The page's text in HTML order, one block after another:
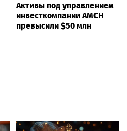
Активы под управлением
инвесткомпании AMCH
превысили $50 млн